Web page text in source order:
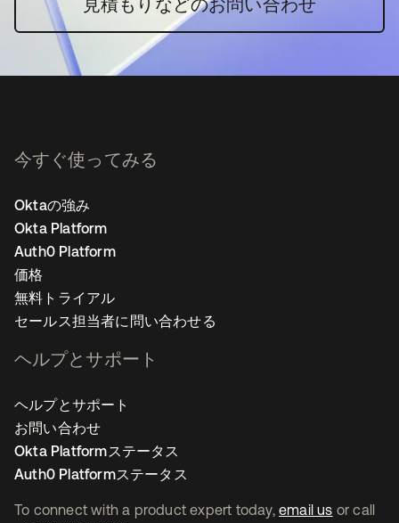
To connect with a product expert today, email us or call
今すぐ使ってみる
Oktaの強み
Okta Platform
Auth0 Platform
価格
無料トライアル
セールス担当者に問い合わせる
ヘルプとサポート
ヘルプとサポート
お問い合わせ
Okta Platformステータス
Auth0 Platformステータス